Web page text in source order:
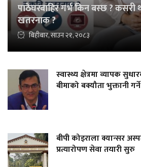
पाठेघरबाहिर गर्भ किन बस्छ ? कसरी
खतरनाक ?
बिहीबार, साउन २१, २०८३
स्वास्थ्य क्षेत्रमा व्यापक
बीमाको बक्यौता भुक्तानी
बीपी कोइराला क्यान्सर
प्रत्यारोपण सेवा तयारी सुरु